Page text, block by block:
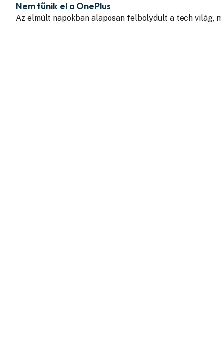
Nem tűnik el a OnePlus
Az elmúlt napokban alaposan felbolydult a tech világ,